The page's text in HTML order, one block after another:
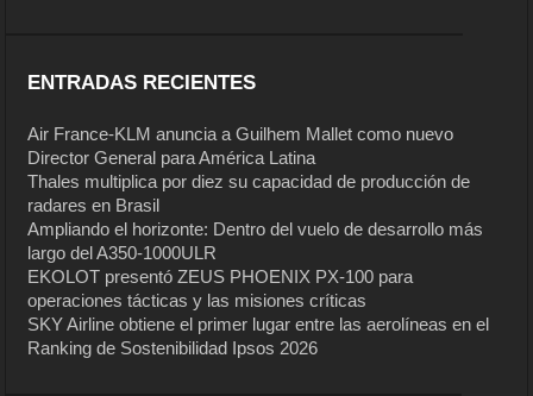
ENTRADAS RECIENTES
Air France-KLM anuncia a Guilhem Mallet como nuevo
Director General para América Latina
Thales multiplica por diez su capacidad de producción de
radares en Brasil
Ampliando el horizonte: Dentro del vuelo de desarrollo más
largo del A350-1000ULR
EKOLOT presentó ZEUS PHOENIX PX-100 para
operaciones tácticas y las misiones críticas
SKY Airline obtiene el primer lugar entre las aerolíneas en el
Ranking de Sostenibilidad Ipsos 2026